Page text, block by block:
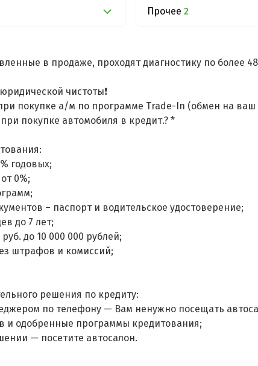
Прочее 2
в продаже, проходят диагностику по более
чистоты❗
покупке а/м по программе Trade-In (обмен на ваш
покупке автомобиля в кредит.? *
годовых;
0%;
– паспорт и водительское удостоверение;
до 7 лет;
до 10 000 000 рублей;
штрафов и комиссий;
решения по кредиту:
по телефону — Вам ненужно посещать
и одобренные программы кредитования;
— посетите автосалон.